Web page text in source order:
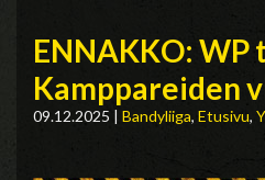
ENNAKKO: WP
Kamppareiden
09.12.2025 | Bandyliiga, Etusivu,